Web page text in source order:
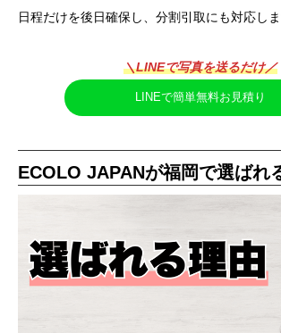
日程だけを後日確保し、分割引取にも対応しま
＼LINEで写真を送るだけ／
LINEで簡単無料お見積り
ECOLO JAPANが福岡で選ばれ